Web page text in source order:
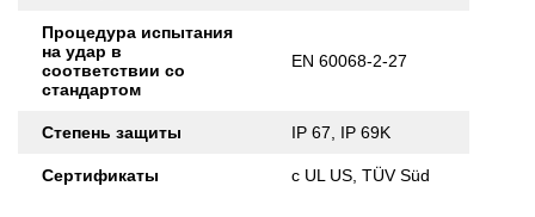
Процедура испытания
на удар в
соответствии со
стандартом
EN 60068-2-27
Степень защиты IP 67, IP 69K
Сертификаты c UL US, TÜV Süd